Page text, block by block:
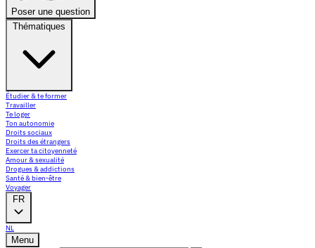
Poser une question
Thématiques
Étudier & te former
Travailler
Te loger
Ton autonomie
Droits sociaux
Droits des étrangers
Exercer ta citoyenneté
Amour & sexualité
Drogues & addictions
Santé & bien-être
Voyager
FR
NL
Menu